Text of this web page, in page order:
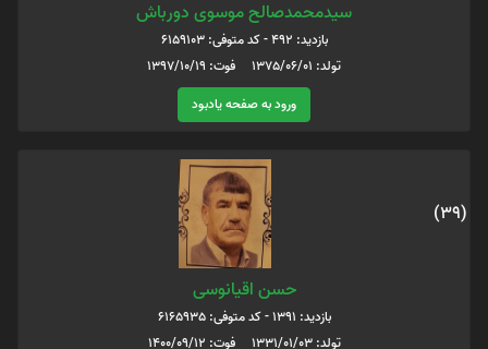
سیدمحمدصالح موسوی دورباش
بازدید: 492 - کد متوفی: 6159103
تولد: 1375/06/01 فوت: 1397/10/19
ورود به صفحه یادبود
(39)
حسن اقیانوسی
بازدید: 1391 - کد متوفی: 6165935
تولد: 1331/01/03 فوت: 1400/09/12